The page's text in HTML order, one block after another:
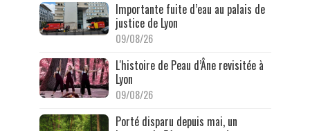
Importante fuite d’eau au palais de
justice de Lyon
09/08/26
L'histoire de Peau d’Âne revisitée à
Lyon
09/08/26
Porté disparu depuis mai, un